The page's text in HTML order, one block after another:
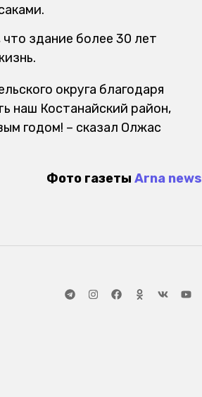
здание более 30 лет
округа благодаря
наш Костанайский район,
годом! – сказал Олжас
Фото газеты Arna news